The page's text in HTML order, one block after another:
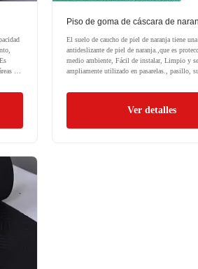
de
Piso de goma de cáscara de
El suelo de caucho de piel de naranja tiene
antideslizante de piel de naranja.,que es
medio ambiente, Fácil de instalar, Limpio y
ampliamente utilizado en pasarelas., pasillo,
Ver detalles